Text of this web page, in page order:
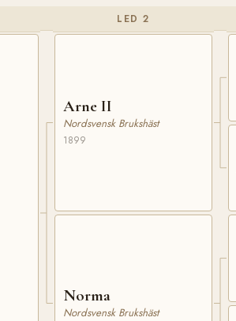
LED 2
Arne II
Nordsvensk Brukshäst
1899
Norma
Nordsvensk Brukshäst